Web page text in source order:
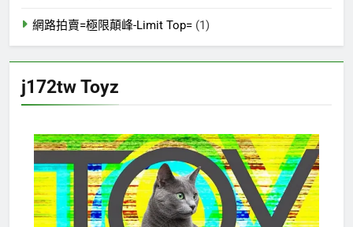
網路拍賣=極限顛峰-Limit Top= (1)
j172tw Toyz